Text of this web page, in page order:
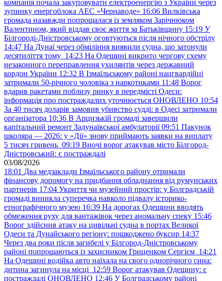
компанія почала закуповувати електроенергію з України через
зупинку енергоблока АЕС «Чернаводе» 16:06 Вилківська
громада назавжди попрощалася із земляком Зарічнюком
Валентином, який віддав своє життя за Батьківщину 15:19 У
Білгороді-Дністровському оговтуються після нічного обстрілу
14:47 На Дунаї через обміління виявили судна, що затонули
десятиліття тому 14:23 На Одещині викрито чергову схему
незаконного переправлення ухилянтів через державний
кордон України 12:32 В Ізмаїльському районі нацгвардійці
затримали 50-річного чоловіка з наркотиками 11:48 Ворог
вдарив ракетами поблизу ринку в передмісті Одеси:
інформація про постраждалих уточнюється ОНОВЛЕНО 10:54
За 40 тисяч доларів замовив убивство судді: в Одесі затримали
організатора 10:36 В Арцизькій громаді завершили
капітальний ремонт Задунаївської амбулаторії 09:51 Пакунок
школяра — 2026: у «Дії» знову приймають заявки на виплату
5 тисяч гривень 09:19 Вночі ворог атакував місто Білгород-
Дністровський: є постраждалі
03/08/2026
18:01 Два медзаклади Ізмаїльського району отримали
фінансову допомогу на придбання обладнання від румунських
партнерів 17:04 Укриття чи музейний простір: у Болградській
громаді виникла суперечка навколо підвалу історико-
етнографічного музею 16:39 На дорогах Одещини вводять
обмеження руху для вантажівок через аномальну спеку 15:46
Ворог здійснив атаку на цивільні судна в портах Великої
Одеси та Дунайського регіону: пошкоджено буксир 14:37
Через два роки після загибелі у Білгород-Дністровському
районі попрощаються із захисником Гриценком Сергієм 14:21
На Одещині водійка авто наїхала на свого однорічного сина:
дитина загинула на місці 12:59 Ворог атакував Одещину: є
постраждалі ОНОВЛЕНО 12:46 У Болградському районі